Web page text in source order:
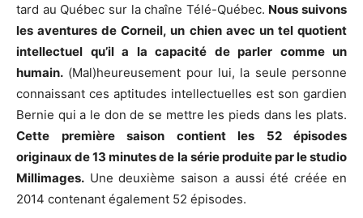
tard au Québec sur la chaîne Télé-Québec. Nous suivons
les aventures de Corneil, un chien avec un tel quotient
intellectuel qu’il a la capacité de parler comme un
humain. (Mal)heureusement pour lui, la seule personne
connaissant ces aptitudes intellectuelles est son gardien
Bernie qui a le don de se mettre les pieds dans les plats.
Cette première saison contient les 52 épisodes
originaux de 13 minutes de la série produite par le studio
Millimages. Une deuxième saison a aussi été créée en
2014 contenant également 52 épisodes.